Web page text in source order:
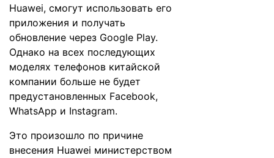
Huawei, смогут использовать его
приложения и получать
обновление через Google Play.
Однако на всех последующих
моделях телефонов китайской
компании больше не будет
предустановленных Facebook,
WhatsApp и Instagram.
Это произошло по причине
внесения Huawei министерством